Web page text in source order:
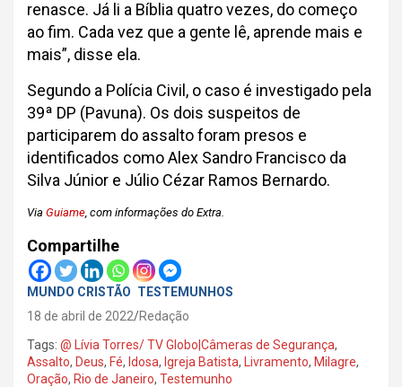
renasce. Já li a Bíblia quatro vezes, do começo
ao fim. Cada vez que a gente lê, aprende mais e
mais”, disse ela.
Segundo a Polícia Civil, o caso é investigado pela
39ª DP (Pavuna). Os dois suspeitos de
participarem do assalto foram presos e
identificados como Alex Sandro Francisco da
Silva Júnior e Júlio Cézar Ramos Bernardo.
Via Guiame , com informações do Extra.
Compartilhe
MUNDO CRISTÃO TESTEMUNHOS
18 de abril de 2022 Redação
Tags: @ Lívia Torres/ TV Globo|Câmeras de Segurança,
Assalto, Deus, Fé, Idosa, Igreja Batista, Livramento, Milagre,
Oração, Rio de Janeiro, Testemunho